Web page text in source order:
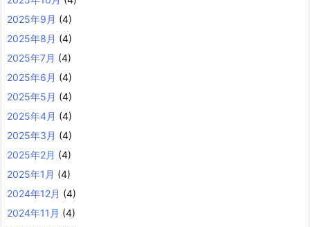
2025年9月 (4)
2025年8月 (4)
2025年7月 (4)
2025年6月 (4)
2025年5月 (4)
2025年4月 (4)
2025年3月 (4)
2025年2月 (4)
2025年1月 (4)
2024年12月 (4)
2024年11月 (4)